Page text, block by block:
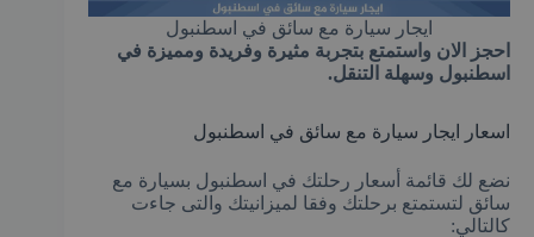
ايجار سيارة مع سائق في اسطنبول
احجز الان واستمتع بتجربة مثيرة وفريدة ومميزة في
اسطنبول وسهلة التنقل.
اسعار ايجار سيارة مع سائق في اسطنبول
نضع لك قائمة أسعار رحلتك في اسطنبول بسيارة مع
سائق لتستمتع برحلتك وفقا لميزانيتك والتى جاءت
كالتالي: